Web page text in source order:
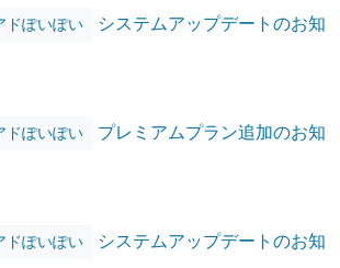
ドぽいぽい
システムアップデートのお知
ドぽいぽい
プレミアムプラン追加のお知
ドぽいぽい
システムアップデートのお知